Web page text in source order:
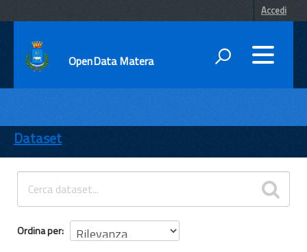
Accedi
OpenData Matera
ENTI
TEMI
INFORMAZIONI
Dataset
Ordina per